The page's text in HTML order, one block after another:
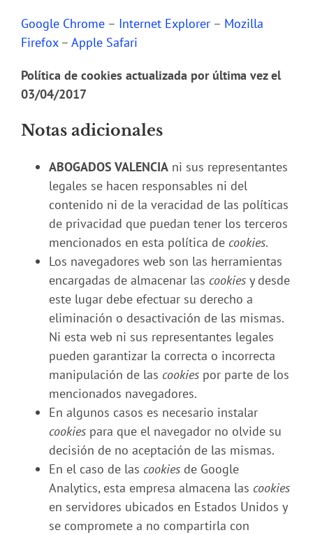
Google Chrome – Internet Explorer – Mozilla
Firefox– Apple Safari
Política de cookies actualizada por última vez el
03/04/2017
Notas adicionales
ABOGADOS VALENCIA ni sus representantes
legales se hacen responsables ni del
contenido ni de la veracidad de las políticas
de privacidad que puedan tener los terceros
mencionados en esta política de cookies.
Los navegadores web son las herramientas
encargadas de almacenar las cookies y desde
este lugar debe efectuar su derecho a
eliminación o desactivación de las mismas.
Ni esta web ni sus representantes legales
pueden garantizar la correcta o incorrecta
manipulación de las cookies por parte de los
mencionados navegadores.
En algunos casos es necesario instalar
cookies para que el navegador no olvide su
decisión de no aceptación de las mismas.
En el caso de las cookies de Google
Analytics, esta empresa almacena las cookies
en servidores ubicados en Estados Unidos y
se compromete a no compartirla con